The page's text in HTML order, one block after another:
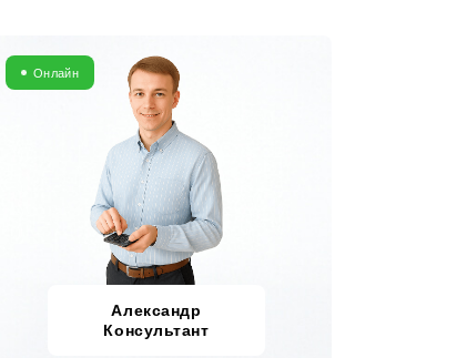
Онлайн
Александр
Консультант